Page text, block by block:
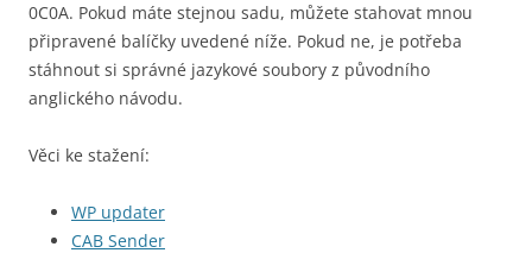
0C0A. Pokud máte stejnou sadu, můžete stahovat mnou
připravené balíčky uvedené níže. Pokud ne, je potřeba
stáhnout si správné jazykové soubory z původního
anglického návodu.
Věci ke stažení:
WP updater
CAB Sender